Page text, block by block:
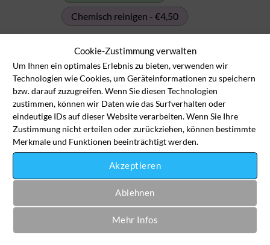
Cookie-Zustimmung verwalten
Um Ihnen ein optimales Erlebnis zu bieten, verwenden wir
Technologien wie Cookies, um Geräteinformationen zu speichern
bzw. darauf zuzugreifen. Wenn Sie diesen Technologien
zustimmen, können wir Daten wie das Surfverhalten oder
eindeutige IDs auf dieser Website verarbeiten. Wenn Sie Ihre
Zustimmung nicht erteilen oder zurückziehen, können bestimmte
Merkmale und Funktionen beeinträchtigt werden.
Akzeptieren
Ablehnen
Mehr Infos
Chemisch reinigen - €4,50
Handtuch groß (bis 2,5m Länge) Menge
In den Wäschekorb
Artikelnummer:
bea-ha-4020
Kategorie:Bett / Bad / Küche